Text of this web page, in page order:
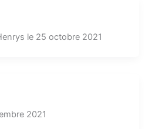
le 25 octobre 2021
2021